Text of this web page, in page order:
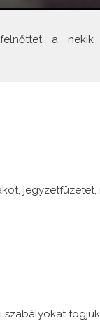
a nekik
jegyzetfüzetet,
szabályokat